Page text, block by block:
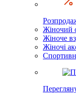
Жіночий
Жіноче
Жіночі